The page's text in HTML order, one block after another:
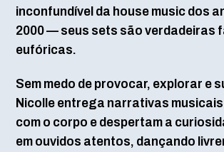
inconfundível da house music dos
2000 — seus sets são verdadeiras
eufóricas.
Sem medo de provocar, explorar e
Nicolle entrega narrativas musicais
com o corpo e despertam a
em ouvidos atentos, dançando